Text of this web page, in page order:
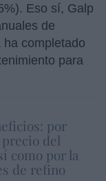
Eso sí, Galp
de
completado
para
por
del
como por la
de refino